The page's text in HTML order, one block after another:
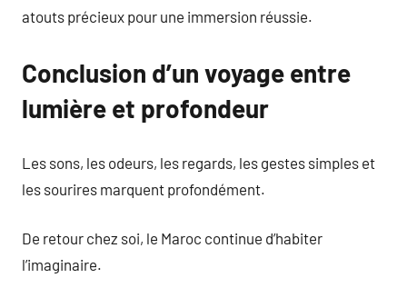
atouts précieux pour une immersion réussie.
Conclusion d’un voyage entre
lumière et profondeur
Les sons, les odeurs, les regards, les gestes simples et
les sourires marquent profondément.
De retour chez soi, le Maroc continue d’habiter
l’imaginaire.